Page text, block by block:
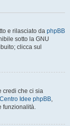
e rilasciato da phpBB
sotto la GNU
clicca sul
credi che ci sia
Centro Idee phpBB,
funzionalità.